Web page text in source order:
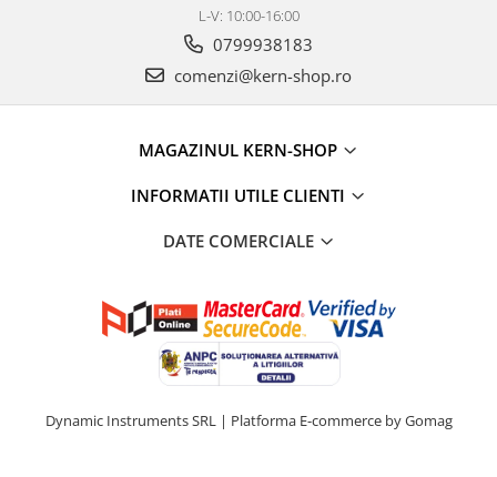
Standuri Stereomicroscoape
Unitate contrast de faza
Standard calibrare
L-V: 10:00-16:00
0799938183
comenzi@kern-shop.ro
MAGAZINUL KERN-SHOP
INFORMATII UTILE CLIENTI
DATE COMERCIALE
Dynamic Instruments SRL | Platforma E-commerce by Gomag